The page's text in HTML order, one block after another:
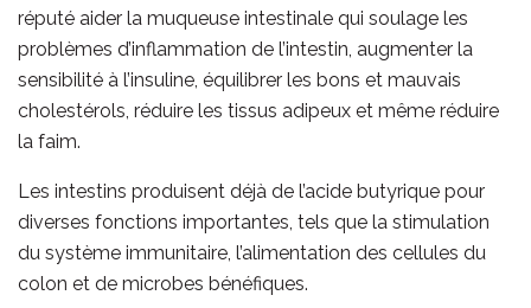
réputé aider la muqueuse intestinale qui soulage les
problèmes d’inflammation de l’intestin, augmenter la
sensibilité à l’insuline, équilibrer les bons et mauvais
cholestérols, réduire les tissus adipeux et même réduire
la faim.
Les intestins produisent déjà de l’acide butyrique pour
diverses fonctions importantes, tels que la stimulation
du système immunitaire, l’alimentation des cellules du
colon et de microbes bénéfiques.